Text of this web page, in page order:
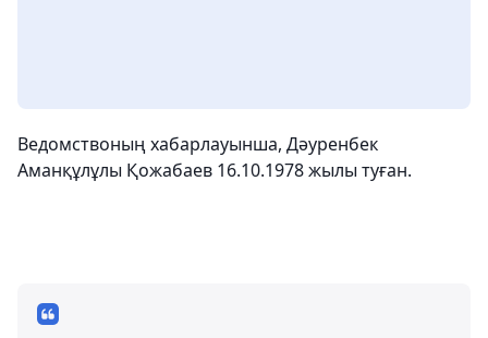
Ведомствоның хабарлауынша, Дәуренбек
Аманқұлұлы Қожабаев 16.10.1978 жылы туған.